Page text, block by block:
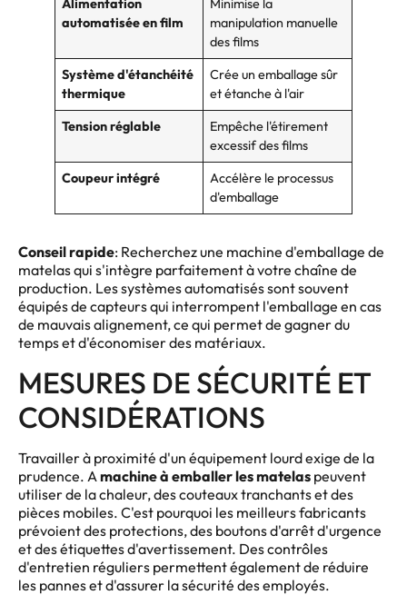
Alimentation
automatisée en film
Minimise la
manipulation manuelle
des films
Système d'étanchéité
thermique
Crée un emballage sûr
et étanche à l'air
Tension réglable
Empêche l'étirement
excessif des films
Coupeur intégré
Accélère le processus
d'emballage
Conseil rapide: Recherchez une machine d'emballage de
matelas qui s'intègre parfaitement à votre chaîne de
production. Les systèmes automatisés sont souvent
équipés de capteurs qui interrompent l'emballage en cas
de mauvais alignement, ce qui permet de gagner du
temps et d'économiser des matériaux.
MESURES DE SÉCURITÉ ET
CONSIDÉRATIONS
Travailler à proximité d'un équipement lourd exige de la
prudence. A machine à emballer les matelas peuvent
utiliser de la chaleur, des couteaux tranchants et des
pièces mobiles. C'est pourquoi les meilleurs fabricants
prévoient des protections, des boutons d'arrêt d'urgence
et des étiquettes d'avertissement. Des contrôles
d'entretien réguliers permettent également de réduire
les pannes et d'assurer la sécurité des employés.